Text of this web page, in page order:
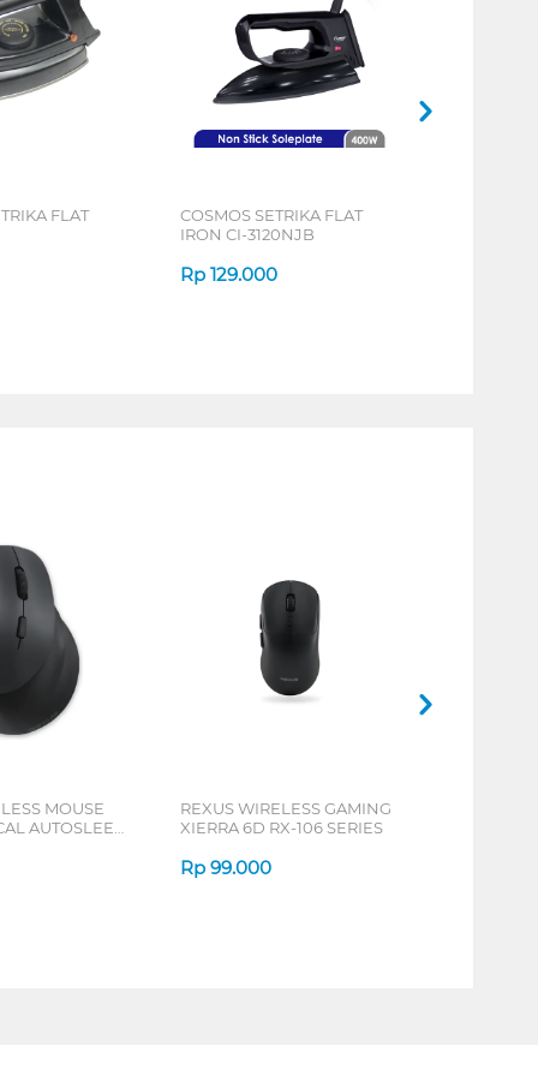
FLAT
COSMOS SETRIKA FLAT
IRON CI-3120NJB
Rp 129.000
MOUSE
AUTOSLEEP
REXUS WIRELESS GAMING
XIERRA 6D RX-106 SERIES
Rp 99.000